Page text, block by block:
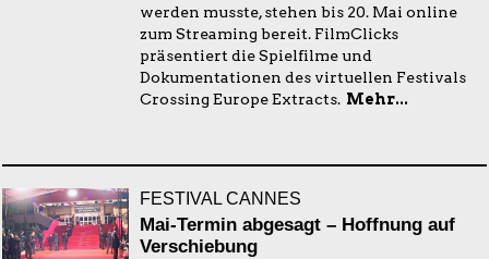
werden musste, stehen bis 20. Mai online
zum Streaming bereit. FilmClicks
präsentiert die Spielfilme und
Dokumentationen des virtuellen Festivals
Crossing Europe Extracts. Mehr...
FESTIVAL CANNES
Mai-Termin abgesagt – Hoffnung auf
Verschiebung